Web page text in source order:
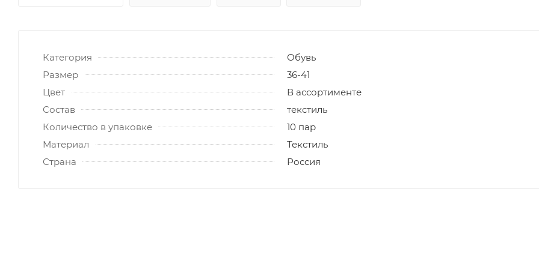
Категория
Обувь
Размер
36-41
Цвет
В ассортименте
Состав
текстиль
Количество в упаковке
10 пар
Материал
Текстиль
Страна
Россия